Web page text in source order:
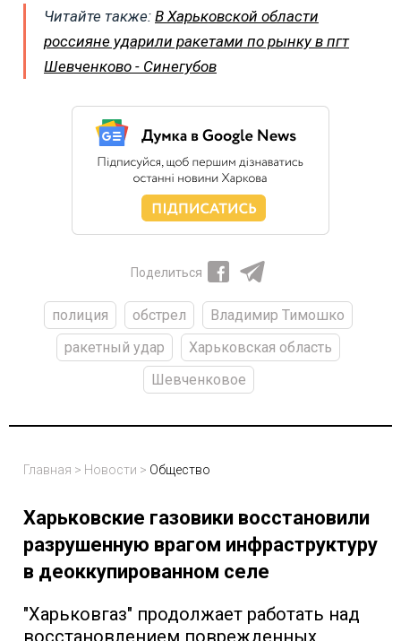
Читайте также: В Харьковской области
россияне ударили ракетами по рынку в пгт
Шевченково - Синегубов
Поделиться
полиция обстрел
Владимир Тимошко
ракетный удар
Харьковская область
Шевченковое
Главная > Новости > Общество
Харьковские газовики восстановили
разрушенную врагом инфраструктуру
в деоккупированном селе
"Харьковгаз" продолжает работать над
восстановлением поврежденных